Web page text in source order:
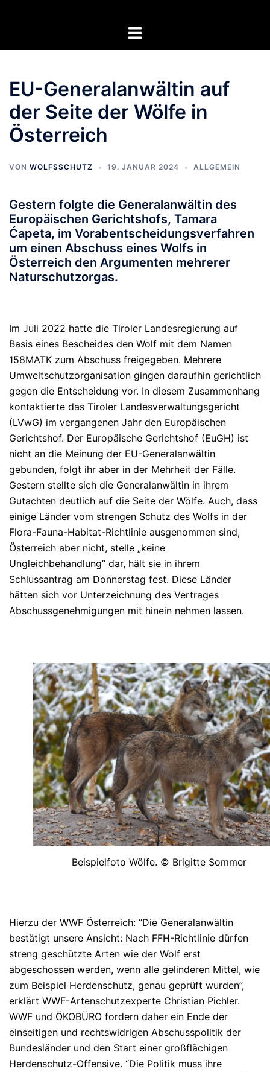
Menü
EU-Generalanwältin auf
der Seite der Wölfe in
Österreich
VON WOLFSSCHUTZ 19. JANUAR 2024 ALLGEMEIN
Gestern folgte die Generalanwältin des
Europäischen Gerichtshofs, Tamara
Ćapeta, im Vorabentscheidungsverfahren
um einen Abschuss eines Wolfs in
Österreich den Argumenten mehrerer
Naturschutzorgas.
Im Juli 2022 hatte die Tiroler Landesregierung auf
Basis eines Bescheides den Wolf mit dem Namen
158MATK zum Abschuss freigegeben. Mehrere
Umweltschutzorganisation gingen daraufhin gerichtlich
gegen die Entscheidung vor. In diesem Zusammenhang
kontaktierte das Tiroler Landesverwaltungsgericht
(LVwG) im vergangenen Jahr den Europäischen
Gerichtshof. Der Europäische Gerichtshof (EuGH) ist
nicht an die Meinung der EU-Generalanwältin
gebunden, folgt ihr aber in der Mehrheit der Fälle.
Gestern stellte sich die Generalanwältin in ihrem
Gutachten deutlich auf die Seite der Wölfe. Auch, dass
einige Länder vom strengen Schutz des Wolfs in der
Flora-Fauna-Habitat-Richtlinie ausgenommen sind,
Österreich aber nicht, stelle „keine
Ungleichbehandlung“ dar, hält sie in ihrem
Schlussantrag am Donnerstag fest. Diese Länder
hätten sich vor Unterzeichnung des Vertrages
Abschussgenehmigungen mit hinein nehmen lassen.
Beispielfoto Wölfe. © Brigitte Sommer
Hierzu der WWF Österreich: “Die Generalanwältin
bestätigt unsere Ansicht: Nach FFH-Richtlinie dürfen
streng geschützte Arten wie der Wolf erst
abgeschossen werden, wenn alle gelinderen Mittel, wie
zum Beispiel Herdenschutz, genau geprüft wurden”,
erklärt WWF-Artenschutzexperte Christian Pichler.
WWF und ÖKOBÜRO fordern daher ein Ende der
einseitigen und rechtswidrigen Abschusspolitik der
Bundesländer und den Start einer großflächigen
Herdenschutz-Offensive. “Die Politik muss ihre